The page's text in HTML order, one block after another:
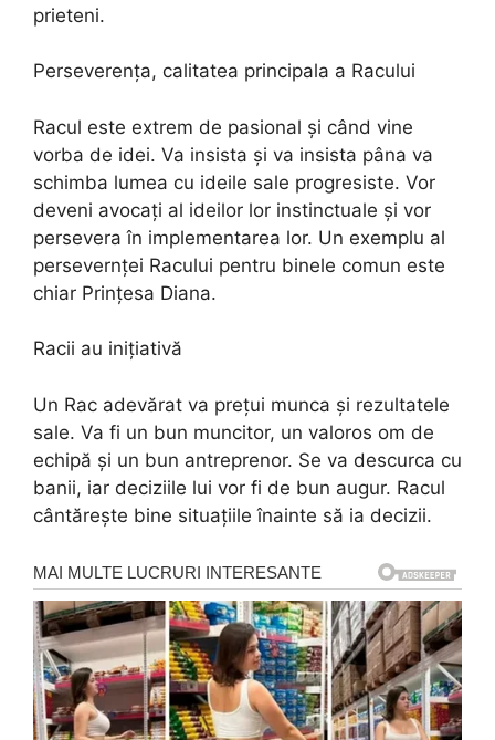
prieteni.
Perseverența, calitatea principala a Racului
Racul este extrem de pasional și când vine
vorba de idei. Va insista și va insista pâna va
schimba lumea cu ideile sale progresiste. Vor
deveni avocați al ideilor lor instinctuale și vor
persevera în implementarea lor. Un exemplu al
persevernței Racului pentru binele comun este
chiar Prințesa Diana.
Racii au inițiativă
Un Rac adevărat va prețui munca și rezultatele
sale. Va fi un bun muncitor, un valoros om de
echipă și un bun antreprenor. Se va descurca cu
banii, iar deciziile lui vor fi de bun augur. Racul
cântărește bine situațiile înainte să ia decizii.